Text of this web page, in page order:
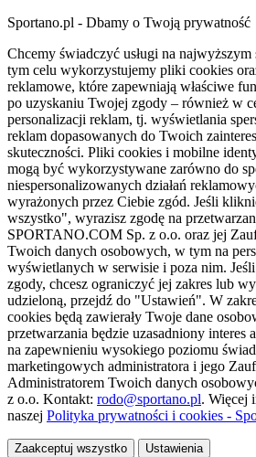
Sportano.pl - Dbamy o Twoją prywatność
Chcemy świadczyć usługi na
tym celu wykorzystujemy pliki cookies
reklamowe, które zapewniają właściwe
po uzyskaniu Twojej zgody – również w
personalizacji reklam, tj. wyświetlania
reklam dopasowanych do Twoich
skuteczności. Pliki cookies i mobilne
mogą być wykorzystywane zarówno do
niespersonalizowanych działań
wyrażonych przez Ciebie zgód. Jeśli
wszystko", wyrazisz zgodę na
SPORTANO.COM Sp. z o.o. oraz jej
Twoich danych osobowych, w tym na
wyświetlanych w serwisie i poza nim.
zgody, chcesz ograniczyć jej zakres lub
udzieloną, przejdź do "Ustawień". W
cookies będą zawierały Twoje dane
przetwarzania będzie uzasadniony interes
na zapewnieniu wysokiego poziomu
marketingowych administratora i jego
Administratorem Twoich danych
z o.o. Kontakt: rodo@sportano.pl. Więcej
naszej Polityka prywatności i cookies -
Zaakceptuj wszystko Ustawienia